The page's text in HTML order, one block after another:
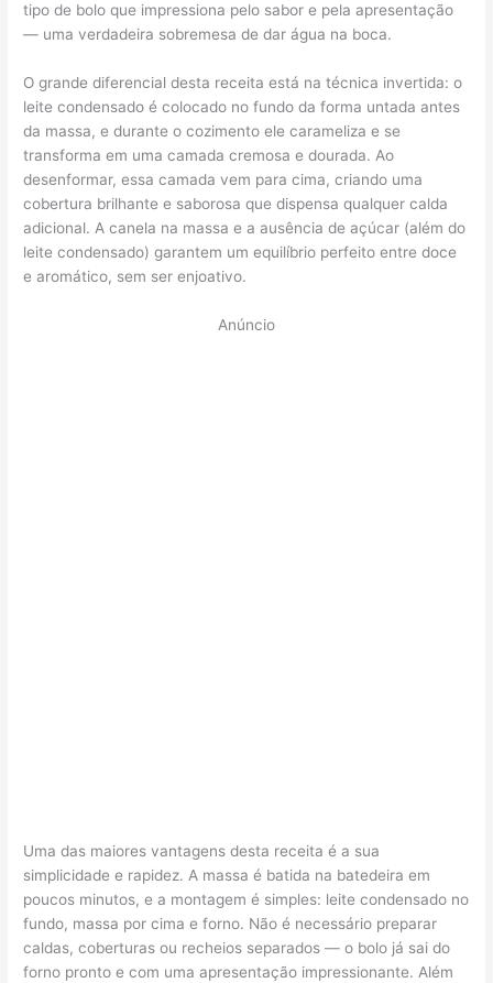
tipo de bolo que impressiona pelo sabor e pela apresentação
— uma verdadeira sobremesa de dar água na boca.
O grande diferencial desta receita está na técnica invertida: o
leite condensado é colocado no fundo da forma untada antes
da massa, e durante o cozimento ele carameliza e se
transforma em uma camada cremosa e dourada. Ao
desenformar, essa camada vem para cima, criando uma
cobertura brilhante e saborosa que dispensa qualquer calda
adicional. A canela na massa e a ausência de açúcar (além do
leite condensado) garantem um equilíbrio perfeito entre doce
e aromático, sem ser enjoativo.
Anúncio
Uma das maiores vantagens desta receita é a sua
simplicidade e rapidez. A massa é batida na batedeira em
poucos minutos, e a montagem é simples: leite condensado no
fundo, massa por cima e forno. Não é necessário preparar
caldas, coberturas ou recheios separados — o bolo já sai do
forno pronto e com uma apresentação impressionante. Além